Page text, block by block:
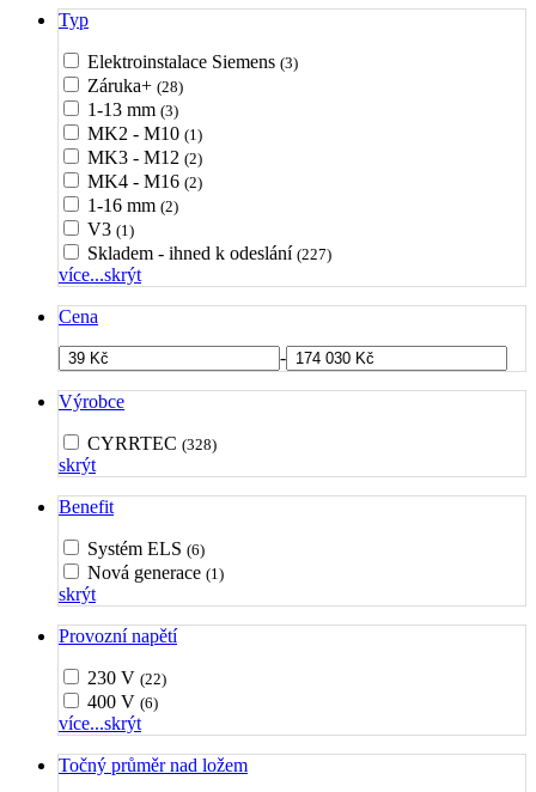
Typ
Elektroinstalace Siemens (3)
Záruka+ (28)
1-13 mm (3)
MK2 - M10 (1)
MK3 - M12 (2)
MK4 - M16 (2)
1-16 mm (2)
V3 (1)
Skladem - ihned k odeslání (227)
více...skrýt
Cena
-
Výrobce
CYRRTEC (328)
skrýt
Benefit
Systém ELS (6)
Nová generace (1)
skrýt
Provozní napětí
230 V (22)
400 V (6)
více...skrýt
Točný průměr nad ložem